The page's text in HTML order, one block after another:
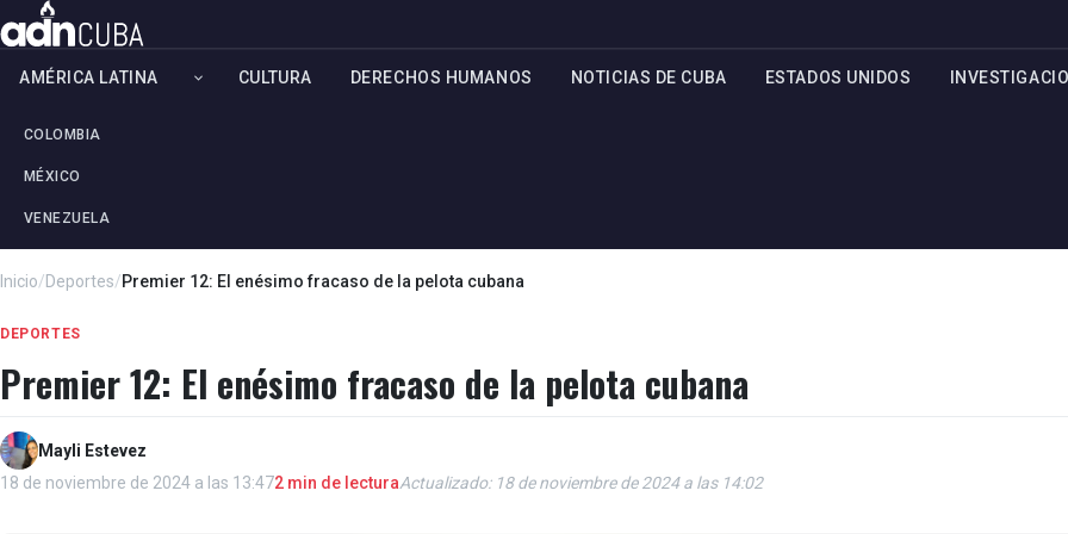
AMÉRICA LATINA
COLOMBIA
MÉXICO
VENEZUELA
CULTURA DERECHOS HUMANOS NOTICIAS DE CUBA ESTADOS UNIDOS
Inicio/Deportes/Premier 12: El enésimo fracaso de la pelota cubana
DEPORTES
Premier 12: El enésimo fracaso de la pelota cubana
Mayli Estevez
18 de noviembre de 2024 a las 13:472 min de lecturaActualizado: 18 de noviembre de 2024 a las 14:02